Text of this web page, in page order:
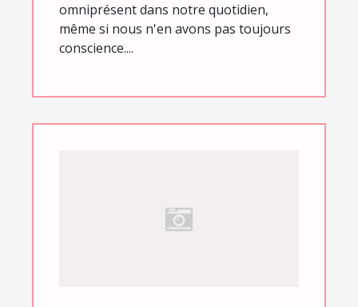
omniprésent dans notre quotidien,
même si nous n'en avons pas toujours
conscience....